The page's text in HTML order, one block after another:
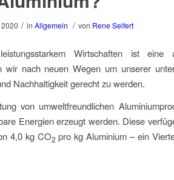
/ in Allgemein / von Rene Seifert
Wirtschaften ist eine
wir nach neuen Wegen um unserer
Nachhaltigkeit gerecht zu werden.
von umweltfreundlichen
Energien erzeugt werden. Diese
4,0 kg CO2 pro kg Aluminium – ein